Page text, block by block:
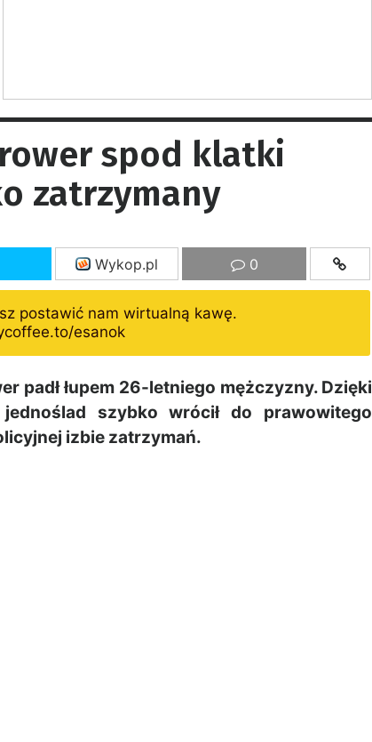
spod klatki
zatrzymany
Wykop.pl 0
postawić nam wirtualną kawę.
esanok
padł łupem 26-letniego mężczyzny. Dzięki
szybko wrócił do prawowitego
izbie zatrzymań.